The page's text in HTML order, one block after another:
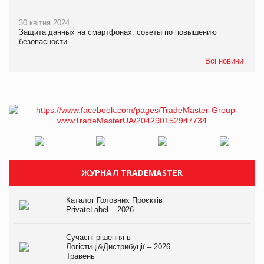
30 квітня 2024
Защита данных на смартфонах: советы по повышению
безопасности
Всі новини
ЖУРНАЛ TRADEMASTER
Каталог Головних Проєктів
PrivateLabel – 2026
Сучасні рішення в
Логістиці&Дистрибуції – 2026.
Травень